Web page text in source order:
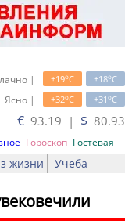
+18oC
+19oC
|
+31oC
+32oC
Ясно |
€ 93.19 | $ 80.93
Гороскоп Гостевая
жизни Учеба